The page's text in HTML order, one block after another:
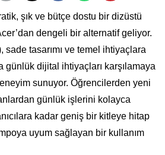
şık ve bütçe dostu bir dizüstü
dengeli bir alternatif geliyor.
tasarımı ve temel ihtiyaçlara
günlük dijital ihtiyaçları karşılamaya
sunuyor. Öğrencilerden yeni
günlük işlerini kolayca
kadar geniş bir kitleye hitap
uyum sağlayan bir kullanım